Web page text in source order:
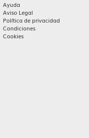
Ayuda
Aviso Legal
Política de privacidad
Condiciones
Cookies